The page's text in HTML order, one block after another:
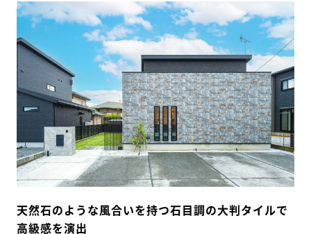
天然石のような風合いを持つ石目調の大判タイルで
高級感を演出